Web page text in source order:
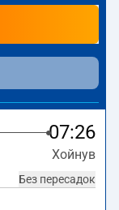
Bolesławiec–
час подорожі.
07:26
Хойнув
Без пересадок